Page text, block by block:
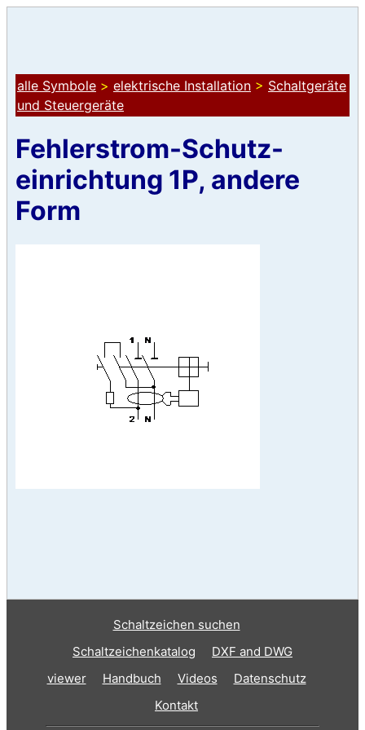
alle Symbole > elektrische Installation > Schaltgeräte
und Steuergeräte
Fehlerstrom-Schutz-
einrichtung 1P, andere
Form
Schaltzeichen suchen
Schaltzeichenkatalog
DXF and DWG
viewer
Handbuch Videos
Datenschutz
Kontakt